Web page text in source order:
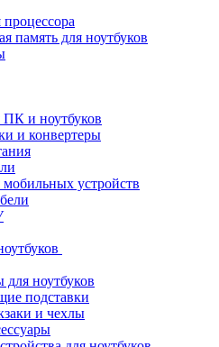
память для ноутбуков
ПК и ноутбуков
и конвертеры
устройств
для ноутбуков
подставки
и чехлы